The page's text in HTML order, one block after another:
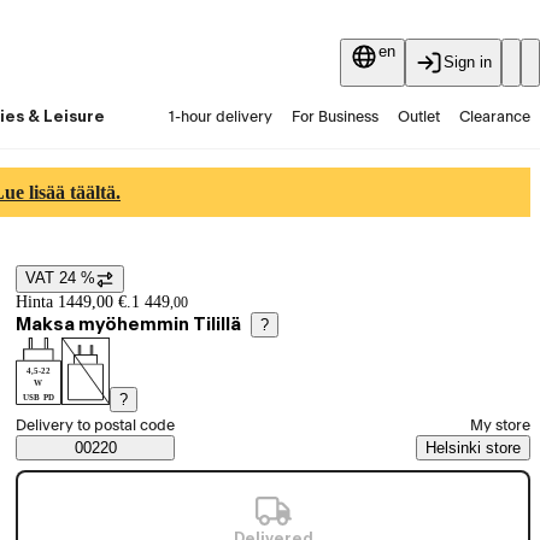
en
Sign in
& Leisure 1-hour delivery For Business Outlet Clearance
lisää täältä.
Price details
VAT 24 %
Hinta 1449,00 €. 1 449,00
Maksa myöhemmin Tilillä ?
4,5-22
W
USB PD ?
Saatavuustiedot
Select order method
Delivery to postal code
00220
My store
Helsinki store